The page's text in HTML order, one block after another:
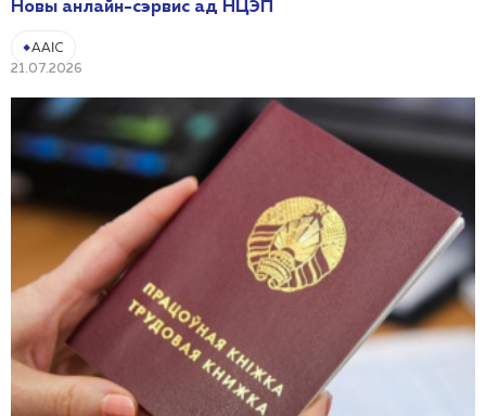
Новы анлайн-сэрвис ад НЦЭП
21.07.2026
ААІС